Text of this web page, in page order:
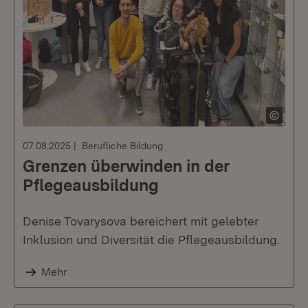
07.08.2025 Berufliche Bildung
Grenzen überwinden in der
Pflegeausbildung
Denise Tovarysova bereichert mit gelebter
Inklusion und Diversität die Pflegeausbildung.
Mehr